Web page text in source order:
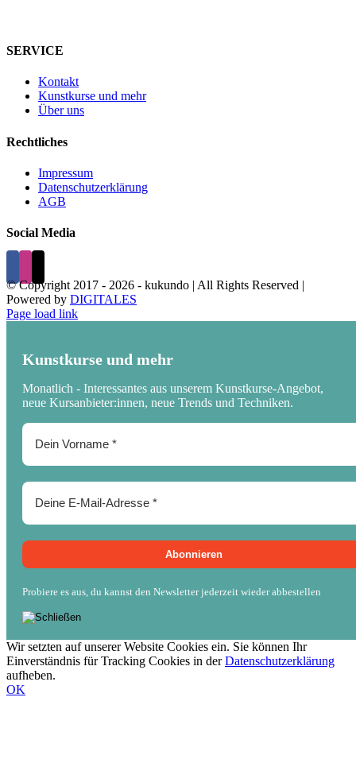
SERVICE
Kontakt
Kunstkurse und mehr
Über uns
Rechtliches
Impressum
Datenschutzerklärung
AGB
Social Media
© Copyright 2017 - 2026 - kukundo | All Rights Reserved |
Powered by DIGITALES
Page load link
Kunstkurse und mehr
Monatlich - Interessantes aus unserem Kunstkurse-Angebot,
neue Kursanbieter:innen, neue Trends und Techniken.
Probiere es aus, du kannst den Newsletter jederzeit wieder abbestellen
Wir setzten auf unserer Website Cookies ein. Sie können Ihr
Einverständnis für Tracking Cookies in derDatenschutzerklärung
aufheben.
OK